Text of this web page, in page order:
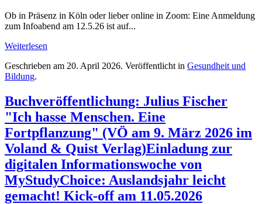
Ob in Präsenz in Köln oder lieber online in Zoom: Eine Anmeldung
zum Infoabend am 12.5.26 ist auf...
Weiterlesen
Geschrieben am 20. April 2026. Veröffentlicht in Gesundheit und
Bildung.
Buchveröffentlichung: Julius Fischer
"Ich hasse Menschen. Eine
Fortpflanzung" (VÖ am 9. März 2026 im
Voland & Quist Verlag)Einladung zur
digitalen Informationswoche von
MyStudyChoice: Auslandsjahr leicht
gemacht! Kick-off am 11.05.2026